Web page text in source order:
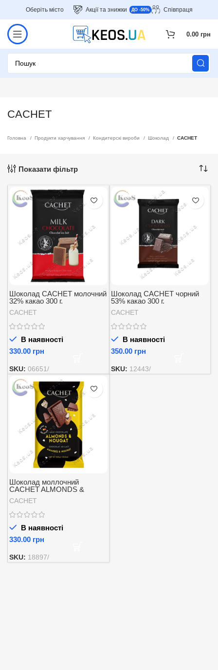
Оберіть місто Акції та знижки ДО -50% Співпраця
0.00 грн
CACHET
Головна Продукти харчування Кондитерскі вироби Шоколад CACHET
Показати фільтр
Шоколад CACHET молочний
32% какао 300 г.
CACHET
В наявності
грн
SKU: 06651/
Шоколад CACHET чорний
53% какао 300 г.
CACHET
В наявності
грн
SKU: 12443/
Шоколад моллочний
CACHET ALMONDS &
NOUGAT Milk Chocolate 300
гCACHET
В наявності
грн
SKU: 18897/